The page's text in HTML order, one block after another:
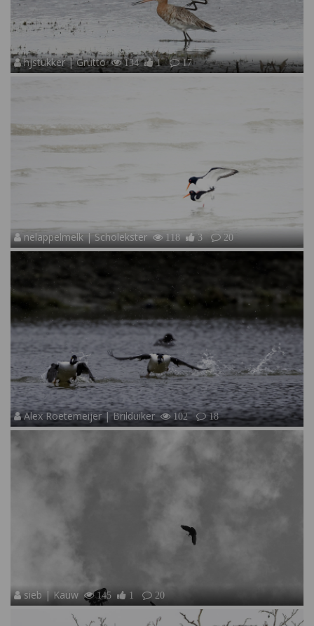
hjstukker | Grutto 134 1 17
nelappelmelk | Scholekster 118 3 20
Alex Roetemeijer | Brilduiker 102 18
sieb | Kauw 145 1 20